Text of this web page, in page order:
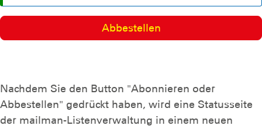
Nachdem Sie den Button "Abonnieren oder
Abbestellen" gedrückt haben, wird eine Statusseite
der mailman-Listenverwaltung in einem neuen